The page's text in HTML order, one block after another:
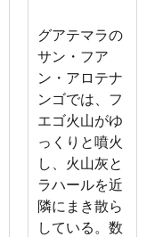
グアテマラの
サン・フア
ン・アロテナ
ンゴでは、フ
エゴ火山がゆ
っくりと噴火
し、火山灰と
ラハールを近
隣にまき散ら
している。数